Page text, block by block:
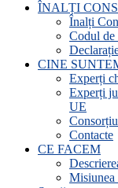
ÎNALȚI
Înalți
Codul de
CINE
Experți
Experți
UE
Contacte
CE FACEM
Misiunea